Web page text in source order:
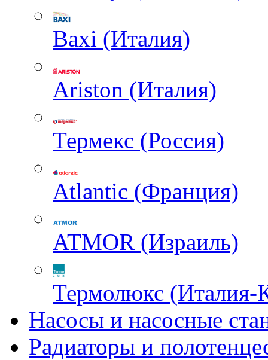
Baxi (Италия)
Ariston (Италия)
Термекс (Россия)
Atlantic (Франция)
ATMOR (Израиль)
Термолюкс (Италия-
Насосы и насосные
Радиаторы и